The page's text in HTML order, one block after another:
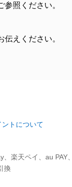
照ください。
えください。
ントについて
楽天ペイ、au PAY、
換